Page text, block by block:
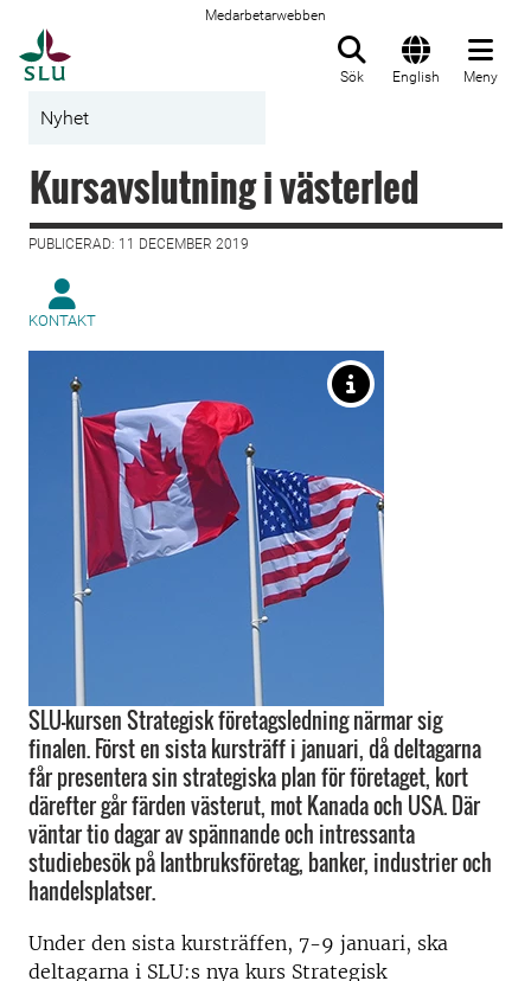
Medarbetarwebben
Sök English Meny
Nyhet
Kursavslutning i västerled
PUBLICERAD: 11 DECEMBER 2019
KONTAKT
SLU-kursen Strategisk företagsledning närmar sig
finalen. Först en sista kursträff i januari, då deltagarna
får presentera sin strategiska plan för företaget, kort
därefter går färden västerut, mot Kanada och USA. Där
väntar tio dagar av spännande och intressanta
studiebesök på lantbruksföretag, banker, industrier och
handelsplatser.
Under den sista kursträffen, 7-9 januari, ska
deltagarna i SLU:s nya kurs Strategisk